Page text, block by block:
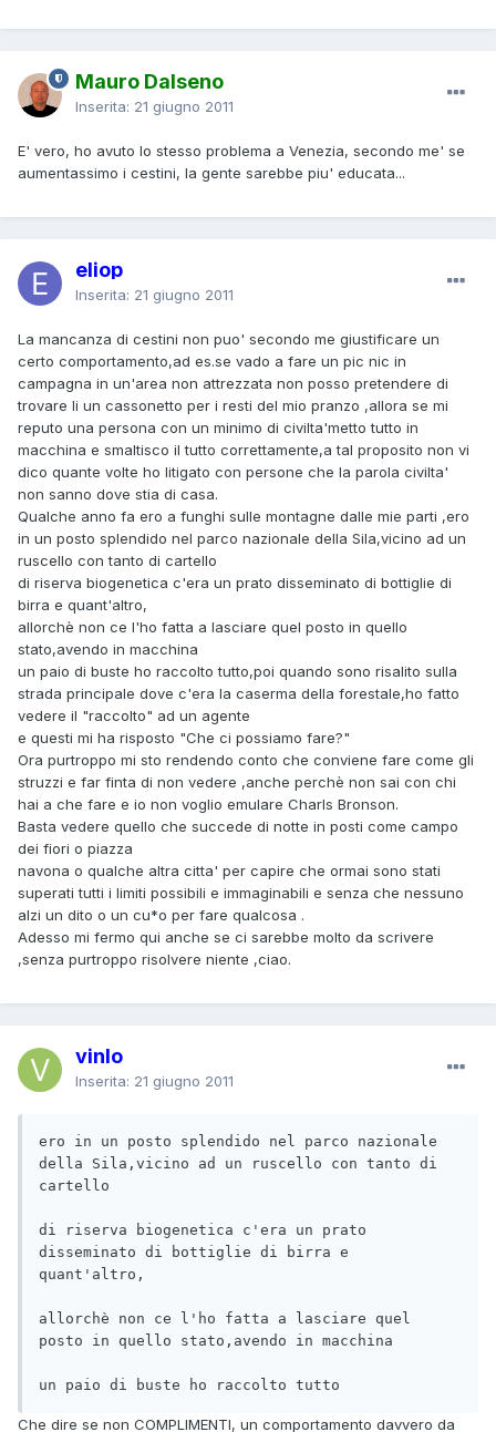
Mauro Dalseno
Inserita: 21 giugno 2011
E' vero, ho avuto lo stesso problema a Venezia, secondo me' se
aumentassimo i cestini, la gente sarebbe piu' educata...
eliop
Inserita: 21 giugno 2011
La mancanza di cestini non puo' secondo me giustificare un
certo comportamento,ad es.se vado a fare un pic nic in
campagna in un'area non attrezzata non posso pretendere di
trovare li un cassonetto per i resti del mio pranzo ,allora se mi
reputo una persona con un minimo di civilta'metto tutto in
macchina e smaltisco il tutto correttamente,a tal proposito non vi
dico quante volte ho litigato con persone che la parola civilta'
non sanno dove stia di casa.
Qualche anno fa ero a funghi sulle montagne dalle mie parti ,ero
in un posto splendido nel parco nazionale della Sila,vicino ad un
ruscello con tanto di cartello
di riserva biogenetica c'era un prato disseminato di bottiglie di
birra e quant'altro,
allorchè non ce l'ho fatta a lasciare quel posto in quello
stato,avendo in macchina
un paio di buste ho raccolto tutto,poi quando sono risalito sulla
strada principale dove c'era la caserma della forestale,ho fatto
vedere il "raccolto" ad un agente
e questi mi ha risposto "Che ci possiamo fare?"
Ora purtroppo mi sto rendendo conto che conviene fare come gli
struzzi e far finta di non vedere ,anche perchè non sai con chi
hai a che fare e io non voglio emulare Charls Bronson.
Basta vedere quello che succede di notte in posti come campo
dei fiori o piazza
navona o qualche altra citta' per capire che ormai sono stati
superati tutti i limiti possibili e immaginabili e senza che nessuno
alzi un dito o un cu*o per fare qualcosa .
Adesso mi fermo qui anche se ci sarebbe molto da scrivere
,senza purtroppo risolvere niente ,ciao.
vinlo
Inserita: 21 giugno 2011
ero in un posto splendido nel parco nazionale
della Sila,vicino ad un ruscello con tanto di
cartello
di riserva biogenetica c'era un prato
disseminato di bottiglie di birra e
quant'altro,
allorchè non ce l'ho fatta a lasciare quel
posto in quello stato,avendo in macchina
un paio di buste ho raccolto tutto
Che dire se non COMPLIMENTI, un comportamento davvero da